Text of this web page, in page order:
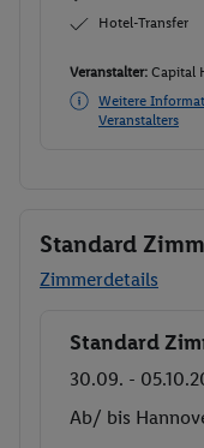
Hotel-Transfer
Veranstalter: Capital
Weitere
Veranstalters
Standard
Zimmerdetails
Buchen
Standard
30.09. -
Ab/ bis